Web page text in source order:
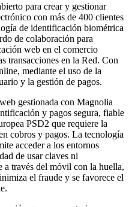
para crear y gestionar
con más de 400 clientes
de identificación biométrica
de colaboración para
web en el comercio
transacciones en la Red. Con
mediante el uso de la
y la gestión de pagos.
gestionada con Magnolia
y pagos segura, fiable
PSD2 que requiere la
cobros y pagos. La tecnología
acceder a los entornos
de usar claves ni
a través del móvil con la huella,
el fraude y se favorece el